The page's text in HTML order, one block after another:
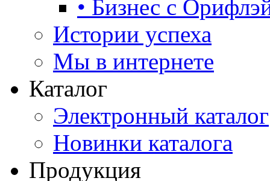
• Бизнес с
Истории успеха
Мы в интернете
Каталог
Электронный каталог
Новинки каталога
Продукция